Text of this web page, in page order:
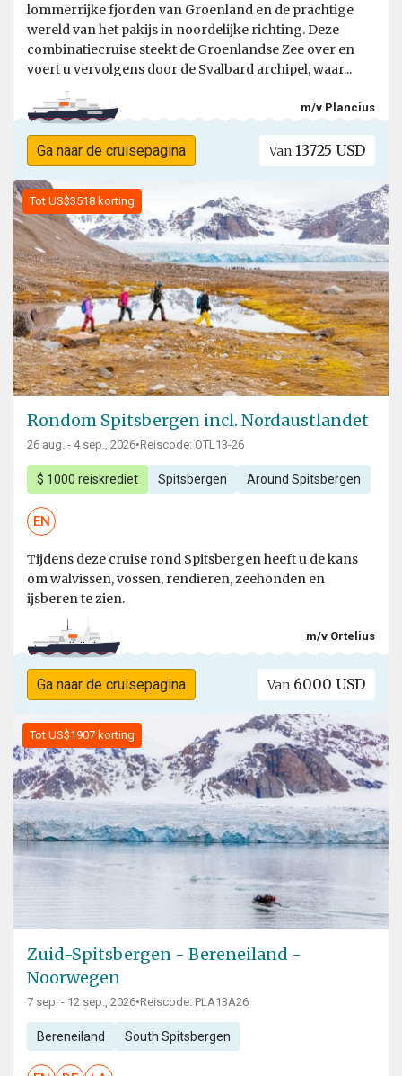
lommerrijke fjorden van Groenland en de prachtige
wereld van het pakijs in noordelijke richting. Deze
combinatiecruise steekt de Groenlandse Zee over en
voert u vervolgens door de Svalbard archipel, waar...
m/v Plancius
Ga naar de cruisepagina Van 13725 USD
Tot US$3518 korting
Rondom Spitsbergen incl. Nordaustlandet
26 aug. - 4 sep., 2026•Reiscode: OTL13-26
$ 1000 reiskrediet Spitsbergen Around Spitsbergen
EN
Tijdens deze cruise rond Spitsbergen heeft u de kans
om walvissen, vossen, rendieren, zeehonden en
ijsberen te zien.
m/v Ortelius
Ga naar de cruisepagina Van 6000 USD
Tot US$1907 korting
Zuid-Spitsbergen - Bereneiland -
Noorwegen
7 sep. - 12 sep., 2026•Reiscode: PLA13A26
Bereneiland South Spitsbergen